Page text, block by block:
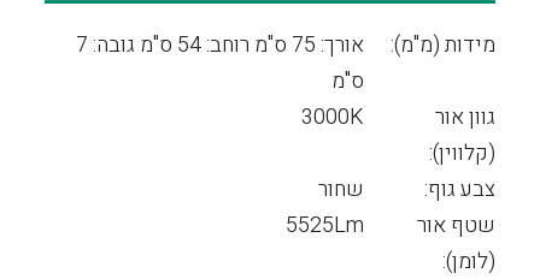
מידות (מ"מ):
אורך: 75 ס"מ רוחב: 54 ס"מ גובה: 7
ס"מ
גוון אור
(קלווין):
3000K
צבע גוף:
שחור
שטף אור
(לומן):
5525Lm